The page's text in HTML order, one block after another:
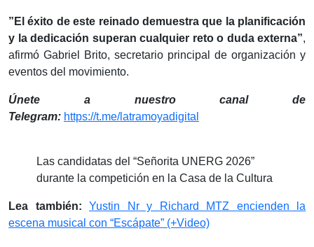
​”El éxito de este reinado demuestra que la planificación
y la dedicación superan cualquier reto o duda externa”,
afirmó Gabriel Brito, secretario principal de organización y
eventos del movimiento.
Únete a nuestro canal de
Telegram: https://t.me/latramoyadigital
Las candidatas del “Señorita UNERG 2026”
durante la competición en la Casa de la Cultura
Lea también:
Yustin Nr y Richard MTZ encienden la
escena musical con “Escápate” (+Video)